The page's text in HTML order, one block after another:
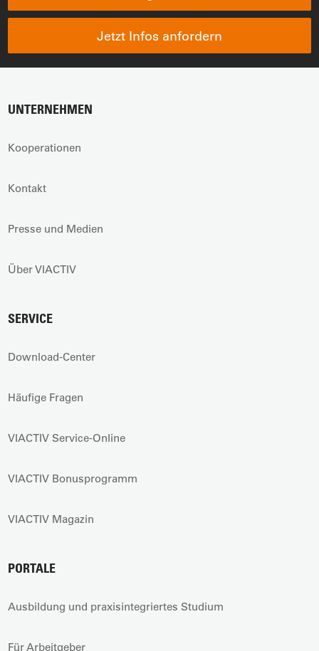
Jetzt Infos anfordern
UNTERNEHMEN
Kooperationen
Kontakt
Presse und Medien
Über VIACTIV
SERVICE
Download-Center
Häufige Fragen
VIACTIV Service-Online
VIACTIV Bonusprogramm
VIACTIV Magazin
PORTALE
Ausbildung und praxisintegriertes Studium
Für Arbeitgeber